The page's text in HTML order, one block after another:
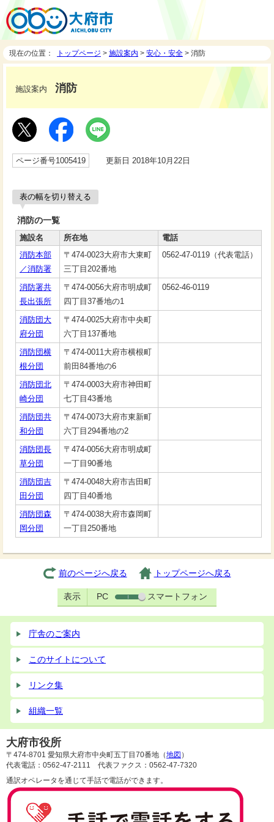
現在の位置： トップページ > 施設案内 > 安心・安全 > 消防
施設案内 消防
ページ番号1005419 更新日 2018年10月22日
表の幅を切り替える
消防の一覧
施設名
所在地
電話
消防本部
／消防署
〒474-0023大府市大東町
三丁目202番地
0562-47-0119（代表電話）
消防署共
長出張所
〒474-0056大府市明成町
四丁目37番地の1
0562-46-0119
消防団大
府分団
〒474-0025大府市中央町
六丁目137番地
消防団横
根分団
〒474-0011大府市横根町
前田84番地の6
消防団北
崎分団
〒474-0003大府市神田町
七丁目43番地
消防団共
和分団
〒474-0073大府市東新町
六丁目294番地の2
消防団長
草分団
〒474-0056大府市明成町
一丁目90番地
消防団吉
田分団
〒474-0048大府市吉田町
四丁目40番地
消防団森
岡分団
〒474-0038大府市森岡町
一丁目250番地
前のページへ戻る トップページへ戻る
表示 PC スマートフォン
庁舎のご案内
このサイトについて
リンク集
組織一覧
大府市役所
〒474-8701 愛知県大府市中央町五丁目70番地（地図 ）
代表電話：0562-47-2111 代表ファクス：0562-47-7320
通訳オペレータを通じて手話で電話ができます。